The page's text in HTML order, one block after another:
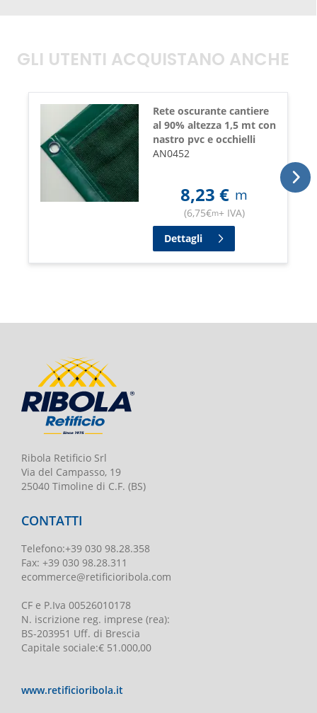
GLI UTENTI ACQUISTANO ANCHE
Rete oscurante cantiere
al 90% altezza 1,5 mt con
nastro pvc e occhielli
AN0452
8,23 € m
(6,75€m+ IVA)
Dettagli
Ribola Retificio Srl
Via del Campasso, 19
25040 Timoline di C.F. (BS)
CONTATTI
Telefono:+39 030 98.28.358
Fax: +39 030 98.28.311
ecommerce@retificioribola.com
CF e P.Iva 00526010178
N. iscrizione reg. imprese (rea):
BS-203951 Uff. di Brescia
Capitale sociale:€ 51.000,00
www.retificioribola.it